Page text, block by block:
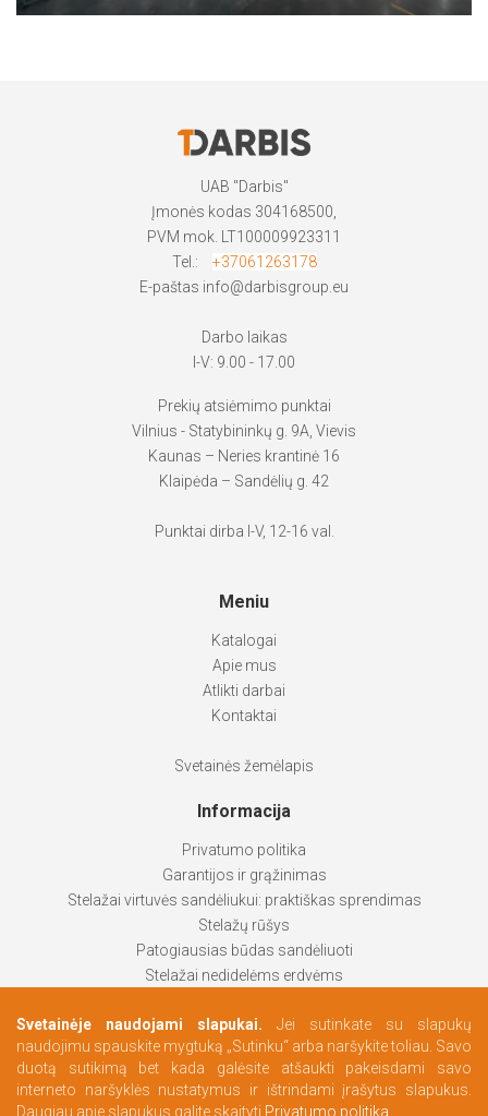
UAB "Darbis"
Įmonės kodas 304168500,
PVM mok. LT100009923311
Tel.:
+37061263178
E-paštas info@darbisgroup.eu
Darbo laikas
I-V: 9.00 - 17.00
Prekių atsiėmimo punktai
Vilnius - Statybininkų g. 9A, Vievis
Kaunas – Neries krantinė 16
Klaipėda – Sandėlių g. 42
Punktai dirba I-V, 12-16 val.
Meniu
Katalogai
Apie mus
Atlikti darbai
Kontaktai
Svetainės žemėlapis
Informacija
Privatumo politika
Garantijos ir grąžinimas
Stelažai virtuvės sandėliukui: praktiškas sprendimas
Stelažų rūšys
Patogiausias būdas sandėliuoti
Stelažai nedidelėms erdvėms
Kaip pasirinkti labiausiai tinkantį produktą
Persirengimo erdvės pagal Jūsų poreikius
Svetainėje naudojami slapukai. Jei sutinkate su slapukų
naudojimu spauskite mygtuką „Sutinku“ arba naršykite toliau. Savo
duotą sutikimą bet kada galėsite atšaukti pakeisdami savo
interneto naršyklės nustatymus ir ištrindami įrašytus slapukus.
Daugiau apie slapukus galite skaityti Privatumo politika